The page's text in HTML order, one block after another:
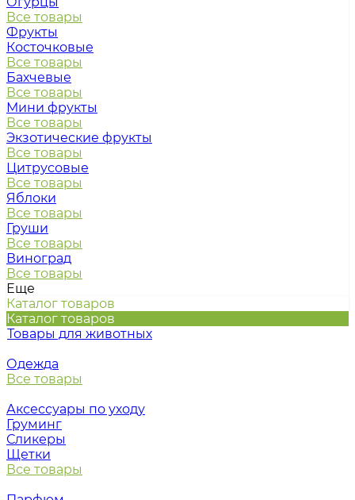
Все товары
Фрукты
Косточковые
Все товары
Бахчевые
Все товары
Мини фрукты
Все товары
Экзотические фрукты
Все товары
Цитрусовые
Все товары
Яблоки
Все товары
Груши
Все товары
Виноград
Все товары
Еще
Каталог товаров
Каталог товаров
Товары для животных
Одежда
Все товары
Аксессуары по уходу
Груминг
Сликеры
Щетки
Все товары